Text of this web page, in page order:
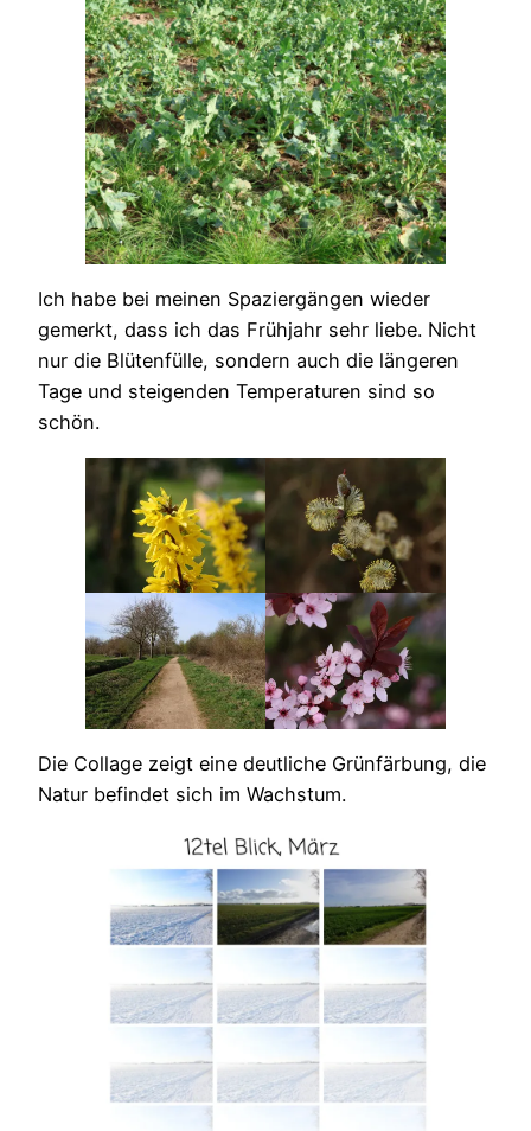
Ich habe bei meinen Spaziergängen wieder
gemerkt, dass ich das Frühjahr sehr liebe. Nicht
nur die Blütenfülle, sondern auch die längeren
Tage und steigenden Temperaturen sind so
schön.
Die Collage zeigt eine deutliche Grünfärbung, die
Natur befindet sich im Wachstum.